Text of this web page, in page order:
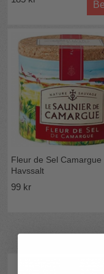
Smakresan börjar
OBS! nu i mörk
ljus.
Ingredienser:
infunderad ingefära.
Allergen:
Näringsvärden per
Energi:164 kcal /
kolhydrater: 39,6g
Protein: 0, 3g Salt:
Ursprung:UK
Innehåller inte
Fleur de Sel Camargue
Havssalt
99 kr